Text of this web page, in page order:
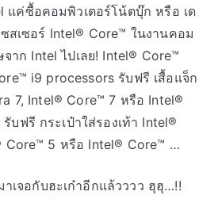
แค่ซื้อคอมพิวเตอร์โน้ตบุ๊ก หรือ เด
สเซอร์ Intel® Core™ ในงานคอม
าก Intel ไปเลย! Intel® Core™
i9 processors รับฟรี เสื้อแจ็ก
7, Intel® Core™ 7 หรือ Intel®
บฟรี กระเป๋าใส่รองเท้า Intel®
Core™ 5 หรือ Intel® Core™ …
เจอกับฮะเก๋าอีกแล้วววว ฮุฮุ…!!